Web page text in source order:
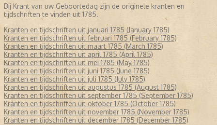
Bij Krant van uw Geboortedag zijn de originele kranten en
tijdschriften te vinden uit 1785.
Kranten en tijdschriften uit januari 1785 (January 1785)
Kranten en tijdschriften uit februari 1785 (February 1785)
Kranten en tijdschriften uit maart 1785 (March 1785)
Kranten en tijdschriften uit april 1785 (April 1785)
Kranten en tijdschriften uit mei 1785 (May 1785)
Kranten en tijdschriften uit juni 1785 (June 1785)
Kranten en tijdschriften uit juli 1785 (July 1785)
Kranten en tijdschriften uit augustus 1785 (August 1785)
Kranten en tijdschriften uit september 1785 (September 1785)
Kranten en tijdschriften uit oktober 1785 (October 1785)
Kranten en tijdschriften uit november 1785 (November 1785)
Kranten en tijdschriften uit december 1785 (December 1785)